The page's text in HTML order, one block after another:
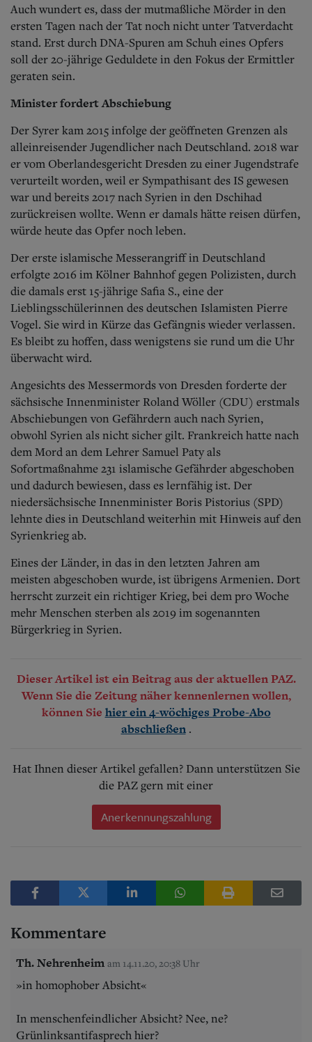
Auch wundert es, dass der mutmaßliche Mörder in den
ersten Tagen nach der Tat noch nicht unter Tatverdacht
stand. Erst durch DNA-Spuren am Schuh eines Opfers
soll der 20-jährige Geduldete in den Fokus der Ermittler
geraten sein.
Minister fordert Abschiebung
Der Syrer kam 2015 infolge der geöffneten Grenzen als
alleinreisender Jugendlicher nach Deutschland. 2018 war
er vom Oberlandesgericht Dresden zu einer Jugendstrafe
verurteilt worden, weil er Sympathisant des IS gewesen
war und bereits 2017 nach Syrien in den Dschihad
zurückreisen wollte. Wenn er damals hätte reisen dürfen,
würde heute das Opfer noch leben.
Der erste islamische Messerangriff in Deutschland
erfolgte 2016 im Kölner Bahnhof gegen Polizisten, durch
die damals erst 15-jährige Safia S., eine der
Lieblingsschülerinnen des deutschen Islamisten Pierre
Vogel. Sie wird in Kürze das Gefängnis wieder verlassen.
Es bleibt zu hoffen, dass wenigstens sie rund um die Uhr
überwacht wird.
Angesichts des Messermords von Dresden forderte der
sächsische Innenminister Roland Wöller (CDU) erstmals
Abschiebungen von Gefährdern auch nach Syrien,
obwohl Syrien als nicht sicher gilt. Frankreich hatte nach
dem Mord an dem Lehrer Samuel Paty als
Sofortmaßnahme 231 islamische Gefährder abgeschoben
und dadurch bewiesen, dass es lernfähig ist. Der
niedersächsische Innenminister Boris Pistorius (SPD)
lehnte dies in Deutschland weiterhin mit Hinweis auf den
Syrienkrieg ab.
Eines der Länder, in das in den letzten Jahren am
meisten abgeschoben wurde, ist übrigens Armenien. Dort
herrscht zurzeit ein richtiger Krieg, bei dem pro Woche
mehr Menschen sterben als 2019 im sogenannten
Bürgerkrieg in Syrien.
Dieser Artikel ist ein Beitrag aus der aktuellen PAZ.
Wenn Sie die Zeitung näher kennenlernen wollen,
können Sie hier ein 4-wöchiges Probe-Abo
abschließen .
Hat Ihnen dieser Artikel gefallen? Dann unterstützen Sie
die PAZ gern mit einer
Anerkennungszahlung
Kommentare
Th. Nehrenheim am 14.11.20, 20:38 Uhr
»in homophober Absicht«
In menschenfeindlicher Absicht? Nee, ne?
Grünlinksantifasprech hier?